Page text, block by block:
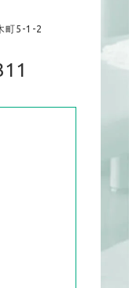
町5-1-2